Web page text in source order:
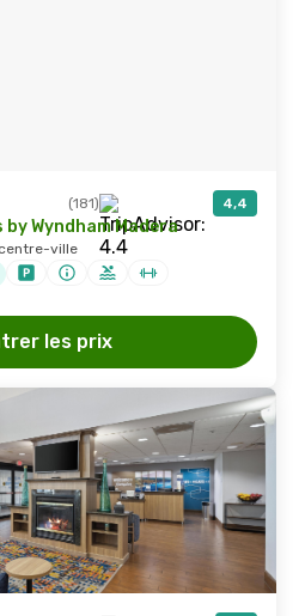
(181) 4,4
Wyndham Madera
ville
les prix